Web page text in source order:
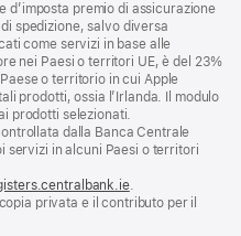
d’imposta premio di assicurazione
spedizione, salvo diversa
come servizi in base alle
nei Paesi o territori UE, è del 23%
o territorio in cui Apple
prodotti, ossia l’Irlanda. Il modulo
prodotti selezionati.
dalla Banca Centrale
servizi in alcuni Paesi o territori
.
privata e il contributo per il